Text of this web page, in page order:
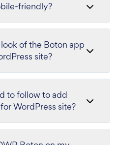
friendly?
of the Boton app
site?
to follow to add
WordPress site?